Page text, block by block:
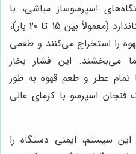
اسپرسوساز مباشی، با
بهره‌گیری از فشار بخار استاندارد (معمولاً بین 15 تا 20 بار)،
را استخراج می‌کنند و طعمی
می‌بخشند. این فشار بخار
عطر و طعم قهوه به طور
اسپرسو با کرمای عالی
این سیستم، ایمنی دستگاه را